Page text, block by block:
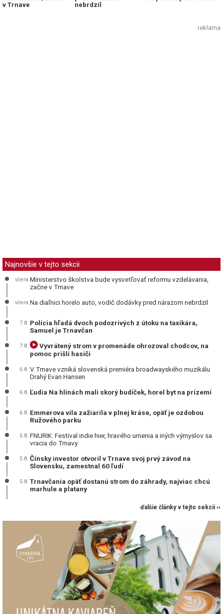
v Trnave
nebrdzil
reklama
Najnovšie v tejto sekcii
včera Ministerstvo školstva bude vysvetľovať reformu vzdelávania,
začne v Trnave
včera Na diaľnici horelo auto, vodič dodávky pred nárazom nebrdzil
7.8. Polícia hľadá dvoch podozrivých z útoku na taxikára,
Samuel je Trnavčan
7.8.
Vyvrátený strom v promenáde ohrozoval chodcov, na
pomoc prišli hasiči
6.8. V Trnave vzniká slovenská premiéra broadwayského muzikálu
Drahý Evan Hansen
6.8. Ľudia Na hlinách mali skorý budíček, horel byt na prízemí
6.8. Emmerova vila zažiarila v plnej kráse, opäť je ozdobou
Ružového parku
5.8. FNURIK: Festival indie hier, hravého umenia a iných výmyslov sa
vracia do Trnavy
5.8. Čínsky investor otvoril v Trnave svoj prvý závod na
Slovensku, zamestnal 60 ľudí
5.8. Trnavčania opäť dostanú strom do záhrady, najviac chcú
marhule a platany
ďalšie články v tejto sekcii ››